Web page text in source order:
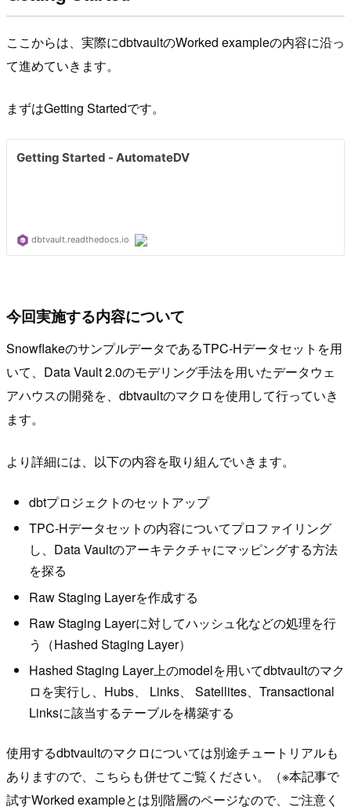
ここからは、実際にdbtvaultのWorked exampleの内容に沿っ
て進めていきます。
まずはGetting Startedです。
今回実施する内容について
SnowflakeのサンプルデータであるTPC-Hデータセットを用
いて、Data Vault 2.0のモデリング手法を用いたデータウェ
アハウスの開発を、dbtvaultのマクロを使用して行っていき
ます。
より詳細には、以下の内容を取り組んでいきます。
dbtプロジェクトのセットアップ
TPC-Hデータセットの内容についてプロファイリング
し、Data Vaultのアーキテクチャにマッピングする方法
を探る
Raw Staging Layerを作成する
Raw Staging Layerに対してハッシュ化などの処理を行
う（Hashed Staging Layer）
Hashed Staging Layer上のmodelを用いてdbtvaultのマク
ロを実行し、Hubs、 Links、 Satellites、Transactional
Linksに該当するテーブルを構築する
使用するdbtvaultのマクロについては別途チュートリアルも
ありますので、こちらも併せてご覧ください。（※本記事で
試すWorked exampleとは別階層のページなので、ご注意く